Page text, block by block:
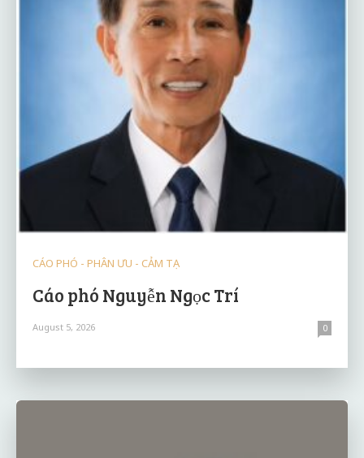
CÁO PHÓ - PHÂN ƯU - CẢM TẠ
Cáo phó Nguyễn Ngọc Trí
August 5, 2026 0